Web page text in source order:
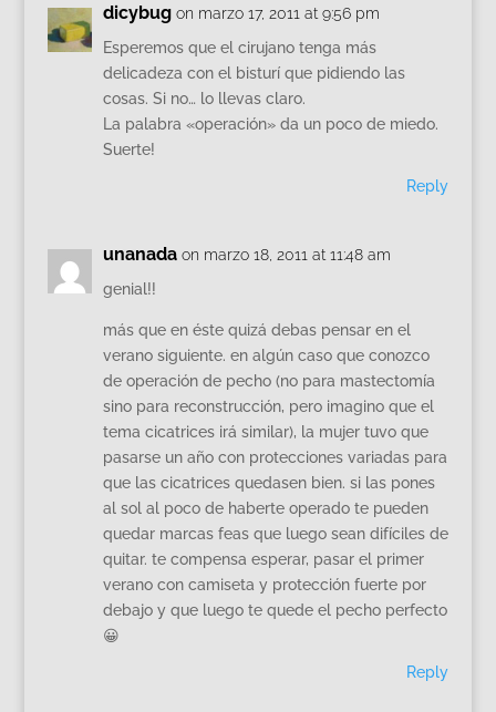
dicybug on marzo 17, 2011 at 9:56 pm
Esperemos que el cirujano tenga más
delicadeza con el bisturí que pidiendo las
cosas. Si no… lo llevas claro.
La palabra «operación» da un poco de miedo.
Suerte!
Reply
unanada on marzo 18, 2011 at 11:48 am
genial!!
más que en éste quizá debas pensar en el
verano siguiente. en algún caso que conozco
de operación de pecho (no para mastectomía
sino para reconstrucción, pero imagino que el
tema cicatrices irá similar), la mujer tuvo que
pasarse un año con protecciones variadas para
que las cicatrices quedasen bien. si las pones
al sol al poco de haberte operado te pueden
quedar marcas feas que luego sean difíciles de
quitar. te compensa esperar, pasar el primer
verano con camiseta y protección fuerte por
debajo y que luego te quede el pecho perfecto
😀
Reply